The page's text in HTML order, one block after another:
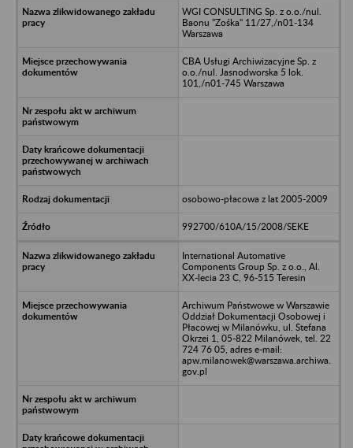
WGI CONSULTING Sp. z o.o./nul.
Baonu "Zośka" 11/27,/n01-134
Warszawa
CBA Usługi Archiwizacyjne Sp. z
o.o./nul. Jasnodworska 5 lok.
101,/n01-745 Warszawa
osobowo-płacowa z lat 2005-2009
992700/610A/15/2008/SEKE
International Automative
Components Group Sp. z o.o., Al.
XX-lecia 23 C, 96-515 Teresin
Archiwum Państwowe w Warszawie
Oddział Dokumentacji Osobowej i
Płacowej w Milanówku, ul. Stefana
Okrzei 1, 05-822 Milanówek, tel. 22
724 76 05, adres e-mail:
apw.milanowek@warszawa.archiwa.
gov.pl